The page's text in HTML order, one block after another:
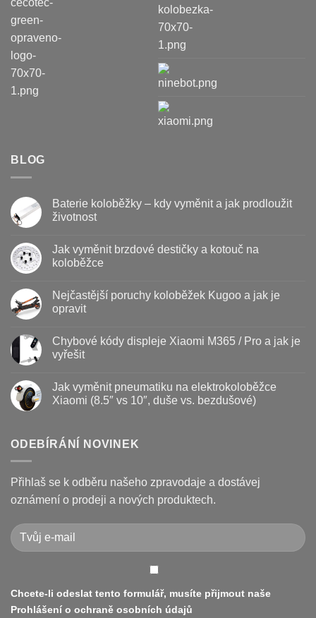
BLOG
Baterie koloběžky – kdy vyměnit a jak prodloužit
životnost
textu
s
koloběžky
kdy
jak
prodloužit
životnost
Jak vyměnit brzdové destičky a kotouč na
koloběžce
u
textu
s
vyměnit
brzdové
destičky
na
koloběžce
Nejčastější poruchy koloběžek Kugoo a jak je
opravit
u
textu
s
poruchy
koloběžek
Kugoo
opravit
Chybové kódy displeje Xiaomi M365 / Pro a jak je
vyřešit
textu
s
displeje
Xiaomi
Pro
a
jak
je
Jak vyměnit pneumatiku na elektrokoloběžce
Xiaomi (8.5″ vs 10″, duše vs. bezdušové)
textu
s
vyměnit
pneumatiku
na
elektrokoloběžce
(8.5″
vs
10″,
duše
ODEBÍRÁNÍ NOVINEK
Přihlaš se k odběru našeho zpravodaje a dostávej
oznámení o prodeji a nových produktech.
Chcete-li odeslat tento formulář, musíte přijmout naše
Prohlášení o ochraně osobních údajů